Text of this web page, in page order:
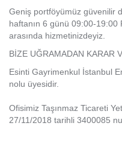
Geniş portföyümüz güvenilir
haftanın 6 günü 09:00-
arasında hizmetinizdeyiz.
BİZE UĞRAMADAN KARAR
Esinti Gayrimenkul İstanbul
nolu üyesidir.
Ofisimiz Taşınmaz Ticareti
27/11/2018 tarihli 3400085